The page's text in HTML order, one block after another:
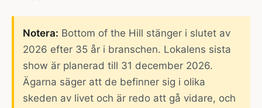
Notera: Bottom of the Hill stänger i slutet av
2026 efter 35 år i branschen. Lokalens sista
show är planerad till 31 december 2026.
Ägarna säger att de befinner sig i olika
skeden av livet och är redo att gå vidare, och